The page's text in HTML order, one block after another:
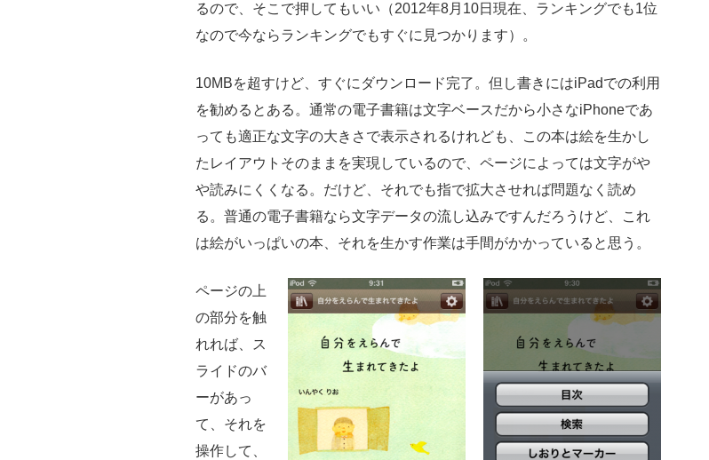
るので、そこで押してもいい（2012年8月10日現在、ランキングでも1位
なので今ならランキングでもすぐに見つかります）。
10MBを超すけど、すぐにダウンロード完了。但し書きにはiPadでの利用
を勧めるとある。通常の電子書籍は文字ベースだから小さなiPhoneであ
っても適正な文字の大きさで表示されるけれども、この本は絵を生かし
たレイアウトそのままを実現しているので、ページによっては文字がや
や読みにくくなる。だけど、それでも指で拡大させれば問題なく読め
る。普通の電子書籍なら文字データの流し込みですんだろうけど、これ
は絵がいっぱいの本、それを生かす作業は手間がかかっていると思う。
ページの上
の部分を触
れれば、ス
ライドのバ
ーがあっ
て、それを
操作して、